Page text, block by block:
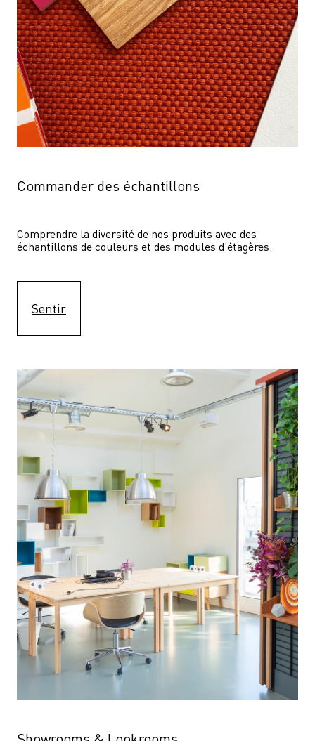
Commander des échantillons
Comprendre la diversité de nos produits avec des
échantillons de couleurs et des modules d'étagères.
Sentir